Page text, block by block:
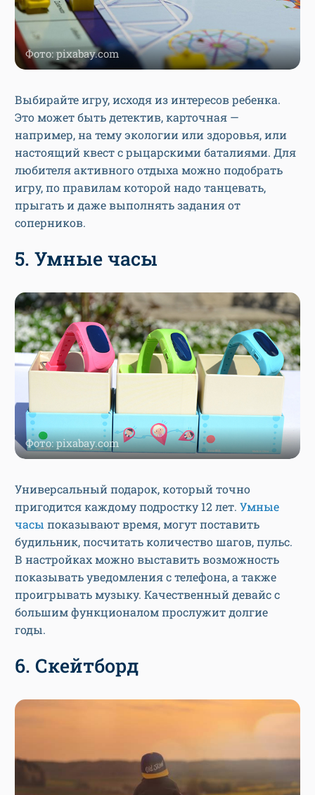
Фото: pixabay.com
Выбирайте игру, исходя из интересов ребенка.
Это может быть детектив, карточная —
например, на тему экологии или здоровья, или
настоящий квест с рыцарскими баталиями. Для
любителя активного отдыха можно подобрать
игру, по правилам которой надо танцевать,
прыгать и даже выполнять задания от
соперников.
5. Умные часы
Фото: pixabay.com
Универсальный подарок, который точно
пригодится каждому подростку 12 лет. Умные
часы показывают время, могут поставить
будильник, посчитать количество шагов, пульс.
В настройках можно выставить возможность
показывать уведомления с телефона, а также
проигрывать музыку. Качественный девайс с
большим функционалом прослужит долгие
годы.
6. Скейтборд